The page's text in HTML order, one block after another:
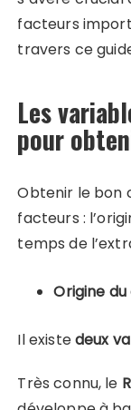
facteurs
travers ce
Les
pour
Obtenir le bon
facteurs :
temps de
Origine
Il existedeux
Très connu, le